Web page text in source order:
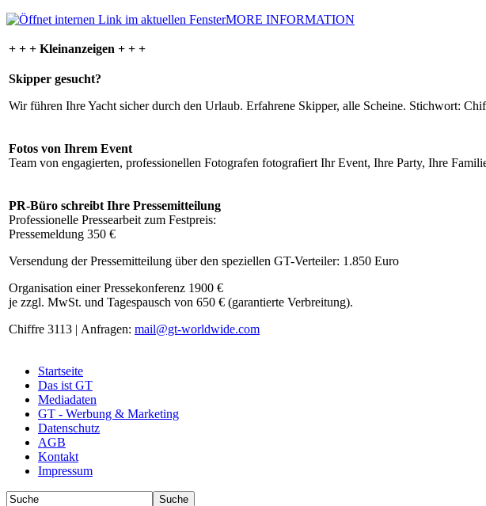
MORE INFORMATION
+ + + Kleinanzeigen + + +
Skipper gesucht?
Wir führen Ihre Yacht sicher durch den Urlaub. Erfahrene Skipper, alle Scheine. Stichwort:
Fotos von Ihrem Event
Team von engagierten, professionellen Fotografen fotografiert Ihr Event, Ihre Party, Ihre
PR-Büro schreibt Ihre Pressemitteilung
Professionelle Pressearbeit zum Festpreis:
Pressemeldung 350 €
Versendung der Pressemitteilung über den speziellen GT-Verteiler: 1.850 Euro
Organisation einer Pressekonferenz 1900 €
je zzgl. MwSt. und Tagespausch von 650 € (garantierte Verbreitung).
Chiffre 3113 | Anfragen: mail@gt-worldwide.com
Startseite
Das ist GT
Mediadaten
GT - Werbung & Marketing
Datenschutz
AGB
Kontakt
Impressum